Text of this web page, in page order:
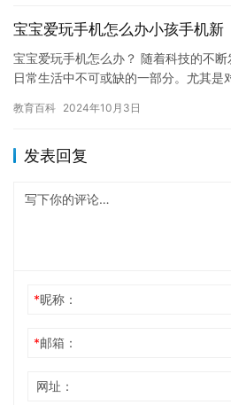
宝宝爱玩手机怎么办小孩手机新
宝宝爱玩手机怎么办？ 随着科技的不
日常生活中不可或缺的一部分。尤其是
健康…
教育百科 2024年10月3日
发表回复
*昵称：
*邮箱：
网址：